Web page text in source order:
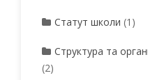
Статут школи (1)
Структура та
(2)